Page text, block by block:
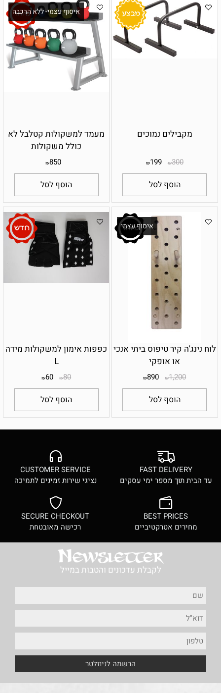
מקבילים נמוכים
₪300
₪199
הוסף לסל
איסוף עצמי- ללא הרכבה
מעמד למשקולות קטלבל לא
כולל משקולות
₪850
הוסף לסל
איסוף עצמי
לוח נינג'ה קיר טיפוס ביתי אנכי
או אופקי
₪1,200
₪890
הוסף לסל
כפפות אימון למשקולות מידה
L
₪80
₪60
הוסף לסל
FAST DELIVERY
עד הבית תוך מספר ימי עסקים
CUSTOMER SERVICE
נציגי שירות זמינים לתמיכה
BEST PRICES
מחירים אטרקטיביים
SECURE CHECKOUT
רכישה מאובטחת
לקבלת עדכונים והטבות במייל